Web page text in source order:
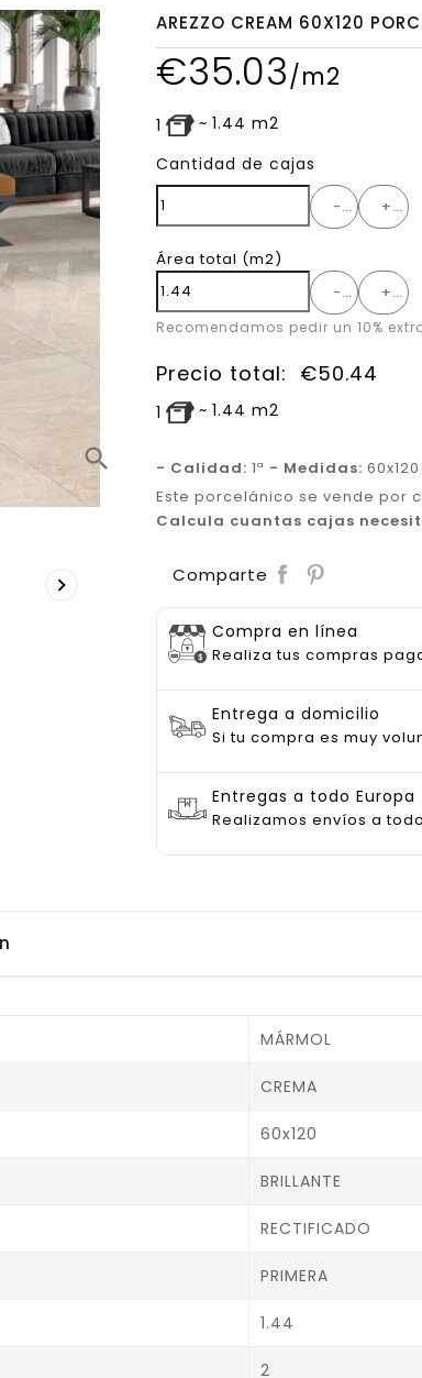
search

AREZZO CREAM 60X120
€35.03/m2
1 ~ 1.44 m2
Cantidad de cajas
- +
Área total (m2)
-
+
Recomendamos pedir un 10%
Precio total: €50.44
1 ~ 1.44 m2
- Calidad: 1ª - Medidas:
Este porcelánico se vende por
Calcula cuantas cajas
Comparte
Compra en línea
Realiza tus compras
Entrega a domicilio
Si tu compra es muy
Entregas a todo Europa
Realizamos envíos a
MÁRMOL
CREMA
60x120
BRILLANTE
RECTIFICADO
PRIMERA
1.44
2